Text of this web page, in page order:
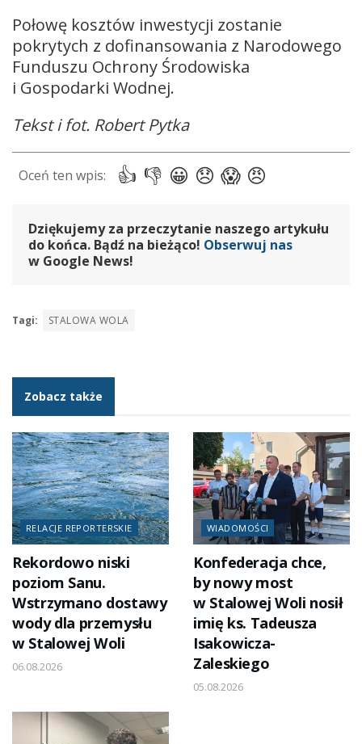
Połowę kosztów inwestycji zostanie
pokrytych z dofinansowania z Narodowego
Funduszu Ochrony Środowiska
i Gospodarki Wodnej.
Tekst i fot. Robert Pytka
Dziękujemy za przeczytanie naszego artykułu
do końca. Bądź na bieżąco! Obserwuj nas
w Google News!
Tagi: STALOWA WOLA
Zobacz także
RELACJE REPORTERSKIE
Rekordowo niski
poziom Sanu.
Wstrzymano dostawy
wody dla przemysłu
w Stalowej Woli
06.08.2026
WIADOMOŚCI
Konfederacja chce,
by nowy most
w Stalowej Woli nosił
imię ks. Tadeusza
Isakowicza-
Zaleskiego
05.08.2026